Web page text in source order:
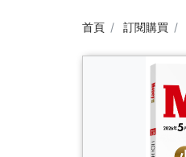
首頁 訂閱購買